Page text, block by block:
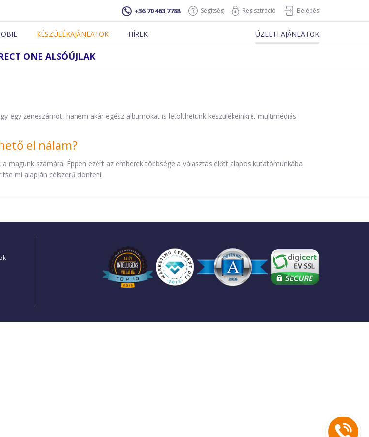
+36 70 463 7788 Segítség Regisztráció Belépés
KÉSZÜLÉKAJÁNLATOK HÍREK ÜZLETI AJÁNLATOK
ONE ALSÓÚJLAK
egy zeneszámot, hanem akár egész albumokat is letölthetünk készülékeinkre, multimédiás
el nálam?
magunk számára. Éppen ezért az emberek többsége a választás előtt alapos kutatómunkába
mi alapján célszerű dönteni.